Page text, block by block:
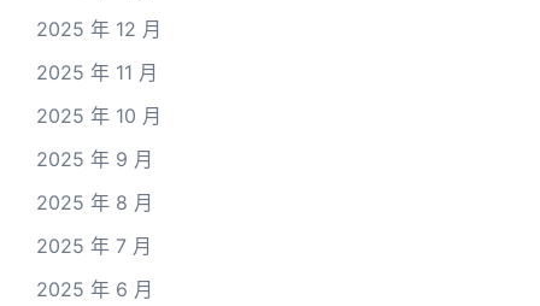
2025 年 12 月
2025 年 11 月
2025 年 10 月
2025 年 9 月
2025 年 8 月
2025 年 7 月
2025 年 6 月